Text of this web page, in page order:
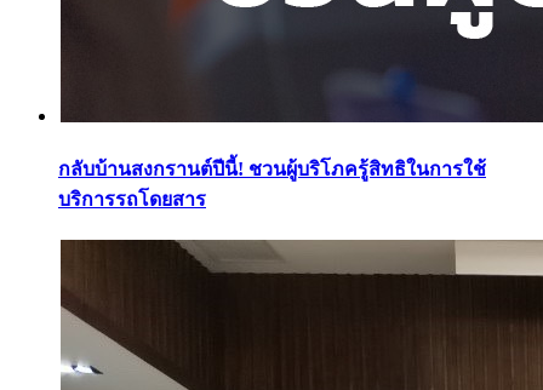
กลับบ้านสงกรานต์ปีนี้! ชวนผู้บริโภครู้สิทธิในการใช้
บริการรถโดยสาร